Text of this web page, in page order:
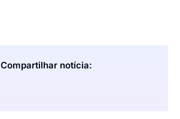
Compartilhar notícia: